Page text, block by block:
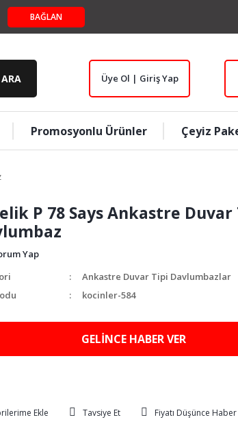
BAĞLAN
ARA Üye Ol | Giriş Yap
Promosyonlu Ürünler Çeyiz
P 78 Says Ankastre Duvar
Yap
Ankastre Duvar Tipi Davlumbazlar
kocinler-584
GELİNCE HABER VER
Tavsiye Et Fiyatı Düşünce